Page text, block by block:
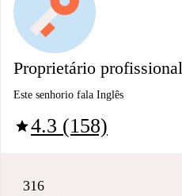
Proprietário profissional
Este senhorio fala Inglês
star4.3 (158)
316